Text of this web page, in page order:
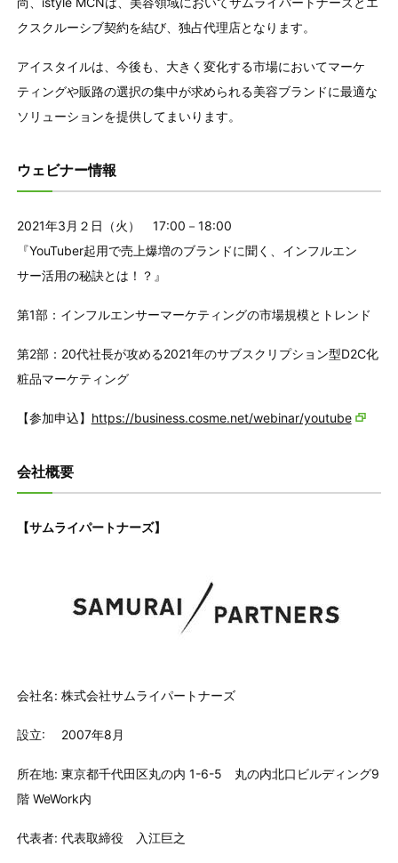
クスクルーシブ契約を結び、独占代理店となります。
アイスタイルは、今後も、大きく変化する市場においてマーケ
ティングや販路の選択の集中が求められる美容ブランドに最適な
ソリューションを提供してまいります。
ウェビナー情報
2021年3月２日（火） 17:00－18:00
『YouTuber起用で売上爆増のブランドに聞く、インフルエン
サー活用の秘訣とは！？』
第1部：インフルエンサーマーケティングの市場規模とトレンド
第2部：20代社長が攻める2021年のサブスクリプション型D2C化
粧品マーケティング
【参加申込】 https://business.cosme.net/webinar/youtube
会社概要
【サムライパートナーズ】
会社名: 株式会社サムライパートナーズ
設立: 2007年8月
所在地: 東京都千代田区丸の内 1-6-5 丸の内北口ビルディング9
階 WeWork内
代表者: 代表取締役 入江巨之